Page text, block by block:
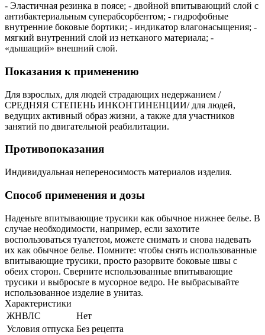
- Эластичная резинка в поясе; - двойной впитывающий слой с
антибактериальным суперабсорбентом; - гидрофобные
внутренние боковые бортики; - индикатор влагонасыщения; -
мягкий внутренний слой из нетканого материала; -
«дышащий» внешний слой.
Показания к применению
Для взрослых, для людей страдающих недержанием /
СРЕДНЯЯ СТЕПЕНЬ ИНКОНТИНЕНЦИИ/ для людей,
ведущих активный образ жизни, а также для участников
занятий по двигательной реабилитации.
Противопоказания
Индивидуальная непереносимость материалов изделия.
Способ применения и дозы
Наденьте впитывающие трусики как обычное нижнее белье. В
случае необходимости, например, если захотите
воспользоваться туалетом, можете снимать и снова надевать
их как обычное белье. Помните: чтобы снять использованные
впитывающие трусики, просто разорвите боковые швы с
обеих сторон. Сверните использованные впитывающие
трусики и выбросьте в мусорное ведро. Не выбрасывайте
использованное изделие в унитаз.
Характеристики
ЖНВЛС
Нет
Условия отпуска Без рецепта